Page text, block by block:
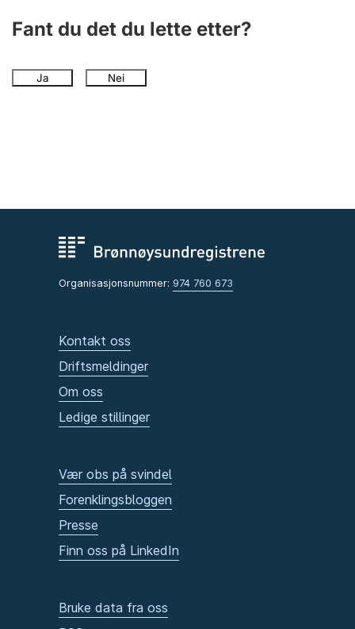
Fant du det du lette etter?
Ja Nei
Organisasjonsnummer: 974 760 673
Kontakt oss
Driftsmeldinger
Om oss
Ledige stillinger
Vær obs på svindel
Forenklingsbloggen
Presse
Finn oss på LinkedIn
Bruke data fra oss